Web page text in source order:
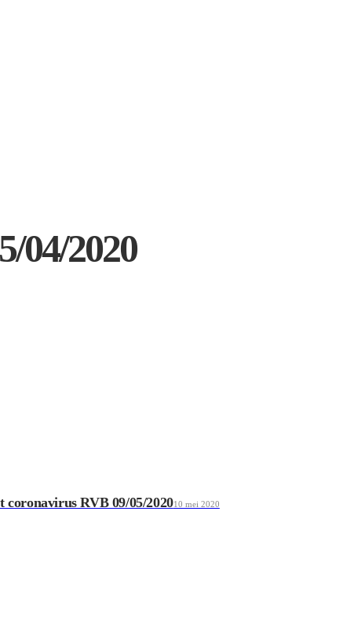
04/2020
coronavirus RVB 09/05/202010 mei 2020